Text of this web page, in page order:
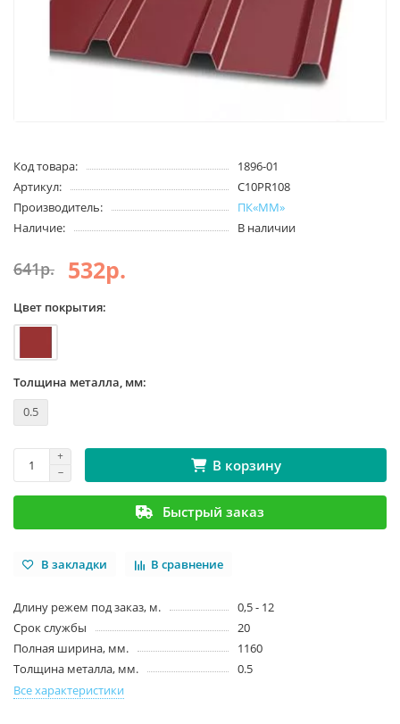
Код товара:
1896-01
Артикул:
С10PR108
Производитель:
ПК«ММ»
Наличие:
В наличии
641р. 532р.
Цвет покрытия:
Толщина металла, мм:
0.5
В корзину
Быстрый заказ
В закладки В сравнение
Длину режем под заказ, м.
0,5 - 12
Срок службы
20
Полная ширина, мм.
1160
Толщина металла, мм.
0.5
Все характеристики